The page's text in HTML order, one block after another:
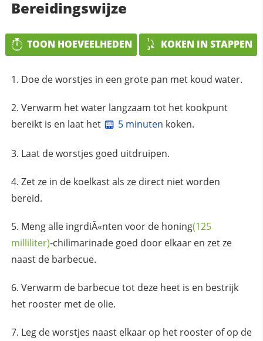
Bereidingswijze
TOON HOEVEELHEDEN KOKEN IN STAPPEN
Doe de worstjes in een grote pan met koud water.
Verwarm het water langzaam tot het kookpunt
bereikt is en laat het
5 minuten koken.
Laat de worstjes goed uitdruipen.
Zet ze in de koelkast als ze direct niet worden
bereid.
Meng alle ingrdiÃ«nten voor de honing(125
milliliter)-chilimarinade goed door elkaar en zet ze
naast de barbecue.
Verwarm de barbecue tot deze heet is en bestrijk
het rooster met de olie.
Leg de worstjes naast elkaar op het rooster of op de